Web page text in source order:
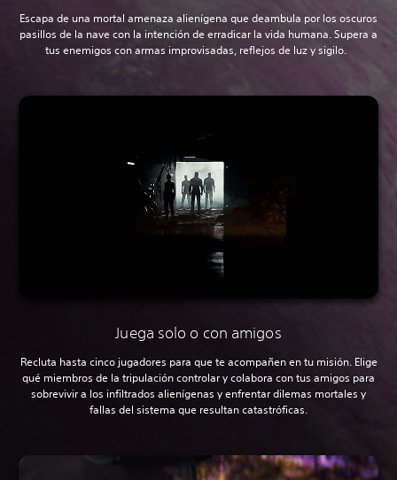
Escapa de una mortal amenaza alienígena que deambula por los oscuros
pasillos de la nave con la intención de erradicar la vida humana. Supera a
tus enemigos con armas improvisadas, reflejos de luz y sigilo.
Juega solo o con amigos
Recluta hasta cinco jugadores para que te acompañen en tu misión. Elige
qué miembros de la tripulación controlar y colabora con tus amigos para
sobrevivir a los infiltrados alienígenas y enfrentar dilemas mortales y
fallas del sistema que resultan catastróficas.